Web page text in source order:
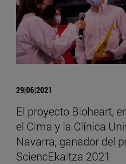
29|06|2021
El proyecto Bioheart,
el Cima y la Clínica
Navarra, ganador del
SciencEkaitza 2021